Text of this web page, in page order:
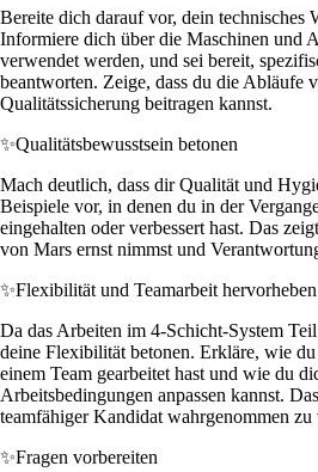
Bereite dich darauf vor, dein technisches
Informiere dich über die Maschinen und
verwendet werden, und sei bereit,
beantworten. Zeige, dass du die Abläufe
Qualitätssicherung beitragen kannst.
✨Qualitätsbewusstsein betonen
Mach deutlich, dass dir Qualität und
Beispiele vor, in denen du in der
eingehalten oder verbessert hast. Das
von Mars ernst nimmst und
✨Flexibilität und Teamarbeit hervorheben
Da das Arbeiten im 4-Schicht-System
deine Flexibilität betonen. Erkläre, wie
einem Team gearbeitet hast und wie du
Arbeitsbedingungen anpassen kannst.
teamfähiger Kandidat wahrgenommen zu
✨Fragen vorbereiten